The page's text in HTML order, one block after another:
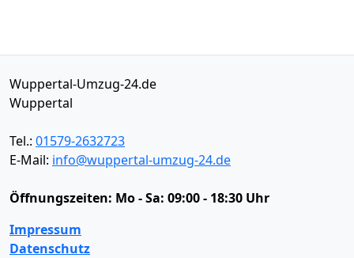
Wuppertal-Umzug-24.de
Wuppertal
Tel.: 01579-2632723
E-Mail: info@wuppertal-umzug-24.de
Öffnungszeiten: Mo - Sa: 09:00 - 18:30 Uhr
Impressum
Datenschutz